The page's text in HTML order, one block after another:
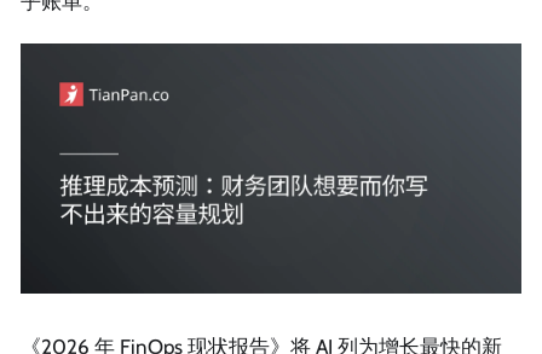
《2026 年 FinOps 现状报告》将 AI 列为增长最快的新